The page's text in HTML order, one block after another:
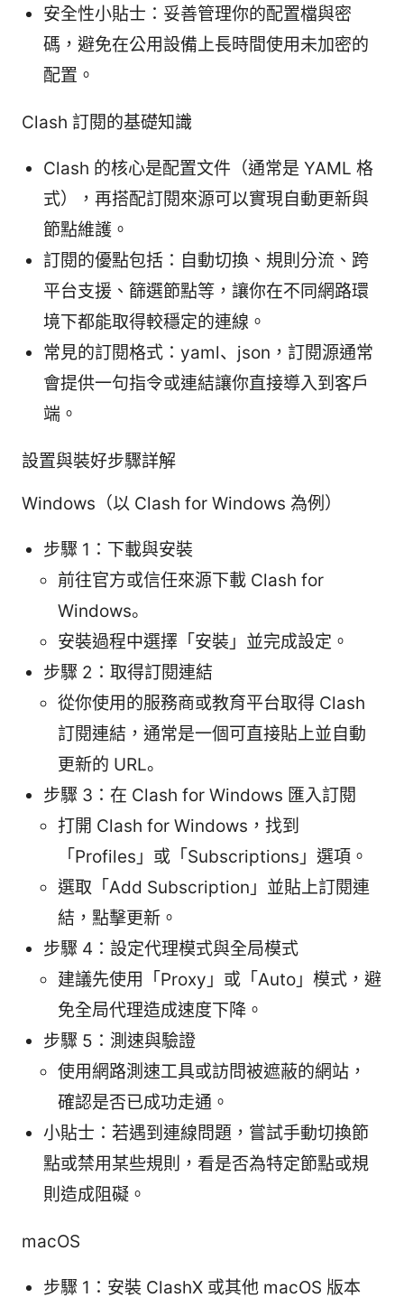
安全性小貼士：妥善管理你的配置檔與密
碼，避免在公用設備上長時間使用未加密的
配置。
Clash 訂閱的基礎知識
Clash 的核心是配置文件（通常是 YAML 格
式），再搭配訂閱來源可以實現自動更新與
節點維護。
訂閱的優點包括：自動切換、規則分流、跨
平台支援、篩選節點等，讓你在不同網路環
境下都能取得較穩定的連線。
常見的訂閱格式：yaml、json，訂閱源通常
會提供一句指令或連結讓你直接導入到客戶
端。
設置與裝好步驟詳解
Windows（以 Clash for Windows 為例）
步驟 1：下載與安裝
前往官方或信任來源下載 Clash for
Windows。
安裝過程中選擇「安裝」並完成設定。
步驟 2：取得訂閱連結
從你使用的服務商或教育平台取得 Clash
訂閱連結，通常是一個可直接貼上並自動
更新的 URL。
步驟 3：在 Clash for Windows 匯入訂閱
打開 Clash for Windows，找到
「Profiles」或「Subscriptions」選項。
選取「Add Subscription」並貼上訂閱連
結，點擊更新。
步驟 4：設定代理模式與全局模式
建議先使用「Proxy」或「Auto」模式，避
免全局代理造成速度下降。
步驟 5：測速與驗證
使用網路測速工具或訪問被遮蔽的網站，
確認是否已成功走通。
小貼士：若遇到連線問題，嘗試手動切換節
點或禁用某些規則，看是否為特定節點或規
則造成阻礙。
macOS
步驟 1：安裝 ClashX 或其他 macOS 版本